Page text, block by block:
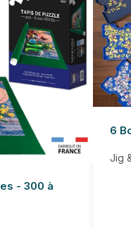
- 300 à
6
Jig